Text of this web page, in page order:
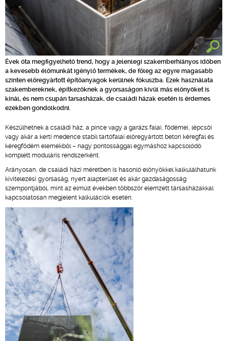
Évek óta megfigyelhető trend, hogy a jelenlegi szakemberhiányos időben
a kevesebb élőmunkát igénylő termékek, de főleg az egyre magasabb
szinten előregyártott építőanyagok kerülnek fókuszba. Ezek használata
szakembereknek, építkezőknek a gyorsaságon kívül más előnyöket is
kínál, és nem csupán tarsasházak, de családi házak esetén is érdemes
ezekben gondolkodni.
Készülhetnek a családi ház, a pince vagy a garázs falai, födémei, lépcsői
vagy akár a kerti medence stabil tartófalai előregyártott beton kéregfal és
kéregfödém elemekből – nagy pontossággal egymáshoz kapcsolódó
komplett moduláris rendszerként.
Arányosan, de családi házi méretben is hasonló előnyökkel kalkulálhatunk
kivitelezési gyorsaság, nyert alapterület és akár gazdaságosság
szempontjából, mint az elmúlt években többször elemzett társasházakkal
kapcsolatosan megjelent kalkulációk esetén.